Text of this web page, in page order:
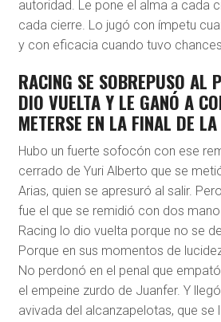
autoridad. Le pone el alma a cada
cada cierre. Lo jugó con ímpetu
y con eficacia cuando tuvo
RACING SE SOBREPUSO AL
DIO VUELTA Y LE GANÓ A
METERSE EN LA FINAL DE
Hubo un fuerte sofocón con ese
cerrado de Yuri Alberto que se
Arias, quien se apresuró al salir.
fue el que se remidió con dos
Racing lo dio vuelta porque no se
Porque en sus momentos de
No perdonó en el penal que
el empeine zurdo de Juanfer. Y
avivada del alcanzapelotas, que se